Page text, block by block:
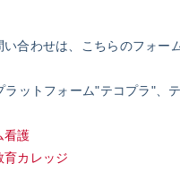
合わせは、こちらのフォー
ラットフォーム"テコプラ"、
看護
育カレッジ